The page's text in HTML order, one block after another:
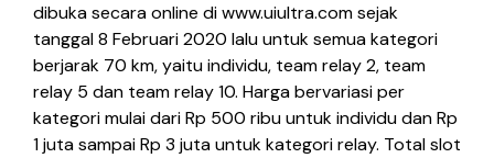
dibuka secara online di www.uiultra.com sejak
tanggal 8 Februari 2020 lalu untuk semua kategori
berjarak 70 km, yaitu individu, team relay 2, team
relay 5 dan team relay 10. Harga bervariasi per
kategori mulai dari Rp 500 ribu untuk individu dan Rp
1 juta sampai Rp 3 juta untuk kategori relay. Total slot